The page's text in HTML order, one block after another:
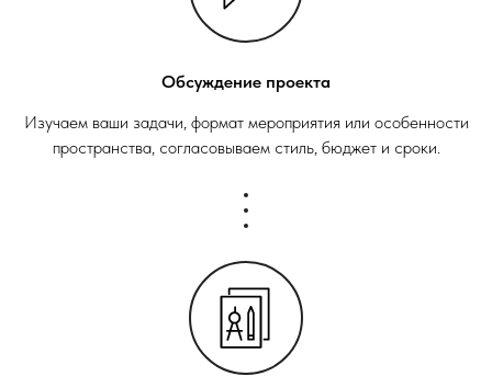
Обсуждение проекта
Изучаем ваши задачи, формат мероприятия или особенности
пространства, согласовываем стиль, бюджет и сроки.